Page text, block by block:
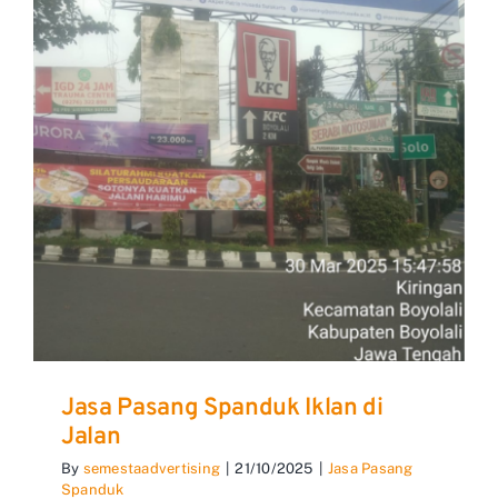
Jasa Pasang Spanduk Iklan di
Jalan
By semestaadvertising 21/10/2025
Jasa Pasang
Spanduk